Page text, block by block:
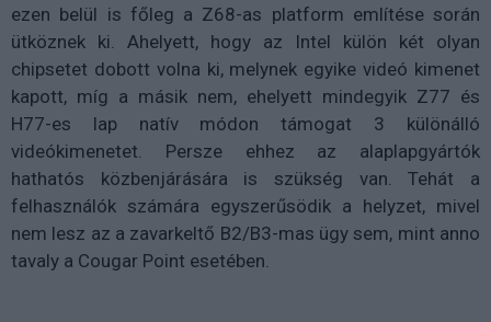
ezen belül is főleg a Z68-as platform említése során
ütköznek ki. Ahelyett, hogy az Intel külön két olyan
chipsetet dobott volna ki, melynek egyike videó kimenet
kapott, míg a másik nem, ehelyett mindegyik Z77 és
H77-es lap natív módon támogat 3 különálló
videókimenetet. Persze ehhez az alaplapgyártók
hathatós közbenjárására is szükség van. Tehát a
felhasználók számára egyszerűsödik a helyzet, mivel
nem lesz az a zavarkeltő B2/B3-mas ügy sem, mint anno
tavaly a Cougar Point esetében.